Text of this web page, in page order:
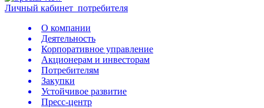
Личный кабинет потребителя
О компании
Деятельность
Корпоративное управление
Акционерам и инвесторам
Потребителям
Закупки
Устойчивое развитие
Пресс-центр